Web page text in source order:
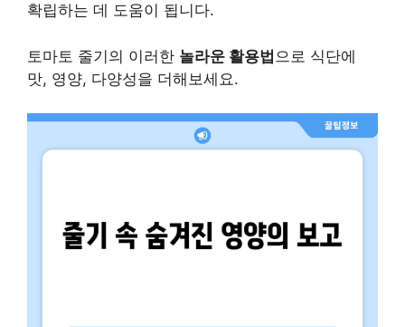
확립하는 데 도움이 됩니다.
토마토 줄기의 이러한 놀라운 활용법 으로 식단에
맛, 영양, 다양성을 더해보세요.